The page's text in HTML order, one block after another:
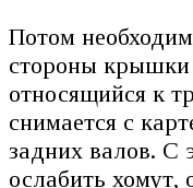
Потом
стороны крышки
относящийся к
снимается с
задних валов. С
ослабить хомут,